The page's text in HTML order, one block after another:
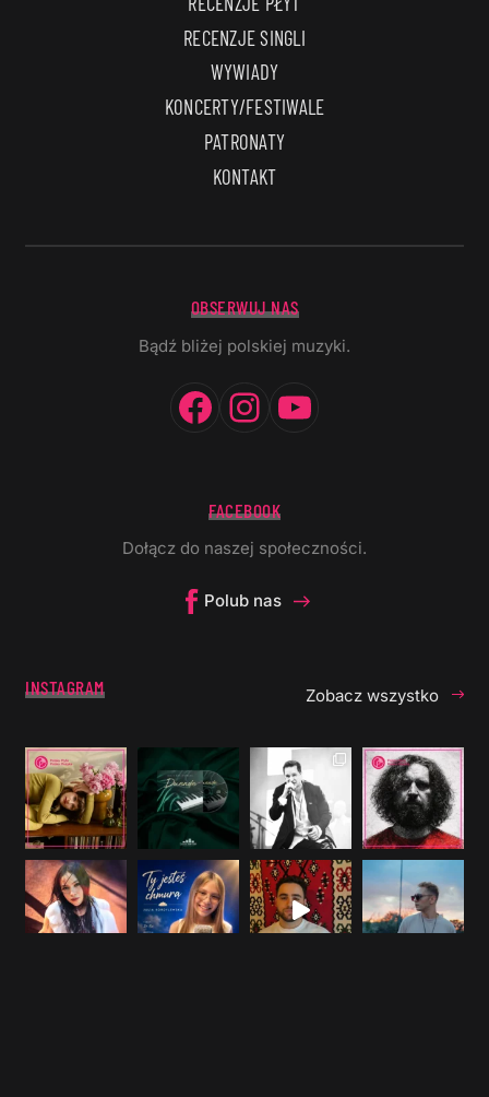
RECENZJE SINGLI
WYWIADY
KONCERTY/FESTIWALE
PATRONATY
KONTAKT
OBSERWUJ NAS
Bądź bliżej polskiej muzyki.
Facebook
Instagram
FACEBOOK
Dołącz do naszej społeczności.
Polub nas
INSTAGRAM Zobacz wszystko